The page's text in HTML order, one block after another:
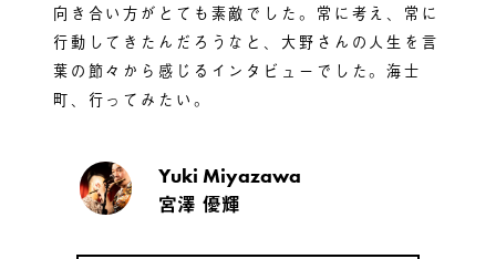
向き合い方がとても素敵でした。常に考え、常に
行動してきたんだろうなと、大野さんの人生を言
葉の節々から感じるインタビューでした。海士
町、行ってみたい。
Yuki Miyazawa
宮澤 優輝